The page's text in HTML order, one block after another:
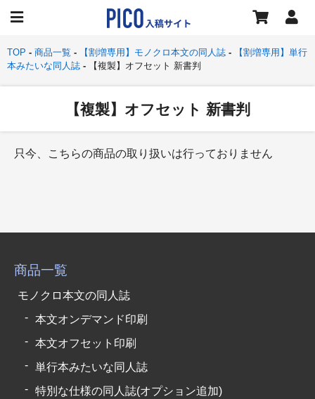
TOP 商品一覧 【割増専用】モノクロ本文の同人誌
【割増専用】単行
本みたいな同人誌
【複製】オフセット 新書判
【複製】オフセット 新書判
只今、こちらの商品の取り扱いは行っておりません
商品一覧
モノクロ本文の同人誌
本文オンデマンド印刷
本文オフセット印刷
単行本みたいな同人誌
特別な仕様の同人誌(オプション追加)